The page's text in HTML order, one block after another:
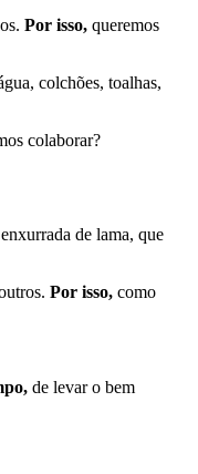
Por isso, queremos
colchões, toalhas,
colaborar?
de lama, que
Por isso, como
de levar o bem